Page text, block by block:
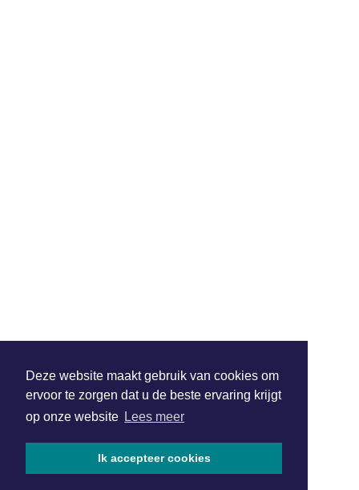
Deze website maakt gebruik van cookies om
ervoor te zorgen dat u de beste ervaring krijgt
op onze website Lees meer
Ik accepteer cookies